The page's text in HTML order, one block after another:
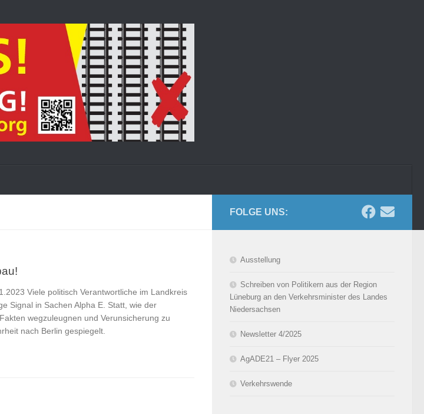
Viele politisch Verantwortliche im Landkreis
Signal in Sachen Alpha E. Statt, wie der
wegzuleugnen und Verunsicherung zu
nach Berlin gespiegelt.
FOLGE UNS:
Ausstellung
Schreiben von Politikern aus der Region
Lüneburg an den Verkehrsminister des Landes
Niedersachsen
Newsletter 4/2025
AgADE21 – Flyer 2025
Verkehrswende